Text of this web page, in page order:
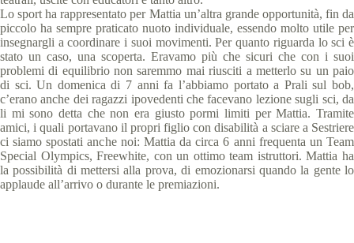
Lo sport ha rappresentato per Mattia un’altra grande opportunità, fin da
piccolo ha sempre praticato nuoto individuale, essendo molto utile per
insegnargli a coordinare i suoi movimenti. Per quanto riguarda lo sci è
stato un caso, una scoperta. Eravamo più che sicuri che con i suoi
problemi di equilibrio non saremmo mai riusciti a metterlo su un paio
di sci. Un domenica di 7 anni fa l’abbiamo portato a Prali sul bob,
c’erano anche dei ragazzi ipovedenti che facevano lezione sugli sci, da
li mi sono detta che non era giusto pormi limiti per Mattia. Tramite
amici, i quali portavano il propri figlio con disabilità a sciare a Sestriere
ci siamo spostati anche noi: Mattia da circa 6 anni frequenta un Team
Special Olympics, Freewhite, con un ottimo team istruttori. Mattia ha
la possibilità di mettersi alla prova, di emozionarsi quando la gente lo
applaude all’arrivo o durante le premiazioni.